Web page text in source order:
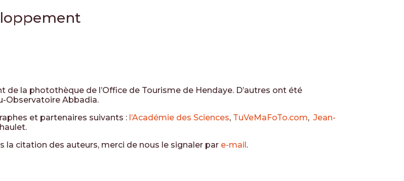
la photothèque de l’Office de Tourisme de Hendaye. D’autres ont été
Observatoire Abbadia.
et partenaires suivants : l’Académie des Sciences, TuVeMaFoTo.com, Jean-
citation des auteurs, merci de nous le signaler par e-mail.